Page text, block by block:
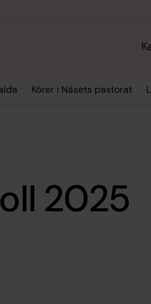
Körer i Näsets pastorat
2025